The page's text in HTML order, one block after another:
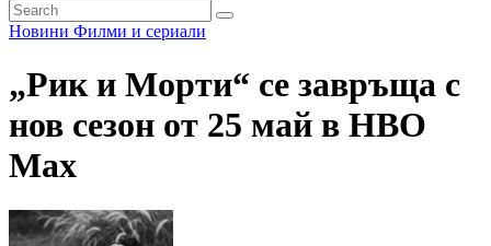
Новини Филми и сериали
„Рик и Морти“ се завръща с
нов сезон от 25 май в HBO
Max